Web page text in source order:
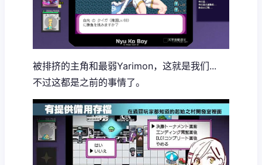
被排挤的主角和最弱Yarimon，这就是我们...
不过这都是之前的事情了。